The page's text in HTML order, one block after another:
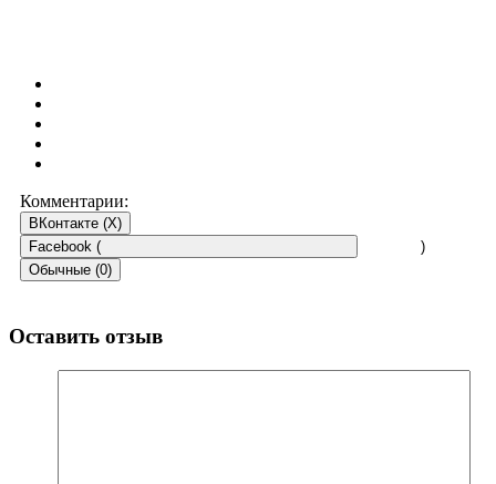
Комментарии:
ВКонтакте (X)
Facebook (
)
Обычные (0)
Оставить отзыв